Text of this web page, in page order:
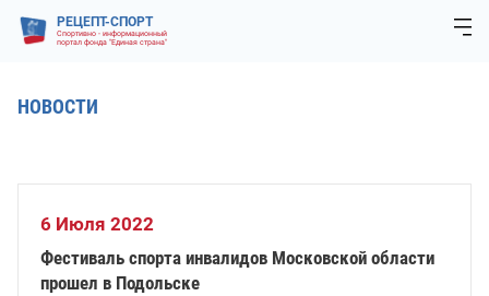
РЕЦЕПТ-СПОРТ
Спортивно - информационный
портал фонда "Единая страна"
НОВОСТИ
6 Июля 2022
Фестиваль спорта инвалидов Московской области
прошел в Подольске